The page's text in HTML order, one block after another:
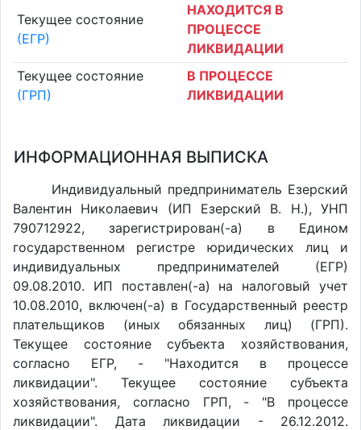
Текущее состояние
(ЕГР)
НАХОДИТСЯ В
ПРОЦЕССЕ
ЛИКВИДАЦИИ
Текущее состояние
(ГРП)
В ПРОЦЕССЕ
ЛИКВИДАЦИИ
ИНФОРМАЦИОННАЯ ВЫПИСКА
Индивидуальный предприниматель Езерский
Валентин Николаевич (ИП Езерский В. Н.), УНП
790712922, зарегистрирован(-а) в Едином
государственном регистре юридических лиц и
индивидуальных предпринимателей (ЕГР)
09.08.2010. ИП поставлен(-a) на налоговый учет
10.08.2010, включен(-a) в Государственный реестр
плательщиков (иных обязанных лиц) (ГРП).
Текущее состояние субъекта хозяйствования,
согласно ЕГР, - "Находится в процессе
ликвидации". Текущее состояние субъекта
хозяйствования, согласно ГРП, - "В процессе
ликвидации". Дата ликвидации - 26.12.2012.